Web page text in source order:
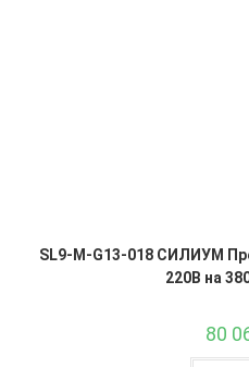
SL9-M-G13-018 СИЛИУМ
220В на
80